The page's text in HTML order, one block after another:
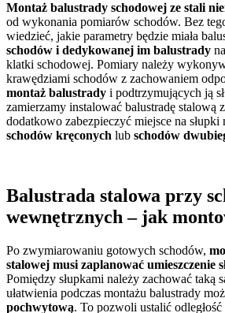
Montaż balustrady schodowej ze stali
od wykonania pomiarów schodów. Bez
wiedzieć, jakie parametry będzie miała
schodów i dedykowanej im balustrady
klatki schodowej. Pomiary należy
krawędziami schodów z zachowaniem
montaż balustrady i podtrzymujących ją
zamierzamy instalować balustradę stalową
dodatkowo zabezpieczyć miejsce na
schodów kręconych lub schodów
Balustrada stalowa przy
wewnętrznych – jak
Po zwymiarowaniu gotowych schodów,
stalowej musi zaplanować umieszczenie
Pomiędzy słupkami należy zachować taką
ułatwienia podczas montażu balustrady
pochwytową. To pozwoli ustalić odległość